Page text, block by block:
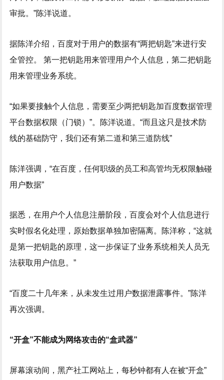
审批。”陈洋说道。
据陈洋介绍，百度对于用户的数据有“两把钥匙”来进行安
全管控。 第一把钥匙用来管理用户个人信息，第二把钥匙
用来管理业务系统。
“如果要接触个人信息，需要至少两把钥匙加百度数据管理
平台数据权限（门锁）”。陈洋说道。“而且这只是技术防
线的基础防守，我们还有第二道和第三道防线”
陈洋强调，“在百度，任何职级的员工和高管均无权限触碰
用户数据”
据悉，在用户个人信息注册阶段，百度会对个人信息进行
实时假名化处理，原始数据单独加密隔离。陈洋称，“这就
是第一把钥匙的原理，这一步保证了业务系统相关人员无
法获取用户信息。”
“百度二十几年来，从未发生过用户数据泄露事件。”陈洋
再次强调。
“开盒”不能成为网络攻击的“盒武器”
屏幕滚动间，黑产社工网站上，每秒钟都有人在被“开盒”